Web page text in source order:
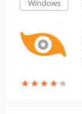
Windows
★★★★★
★★★★★